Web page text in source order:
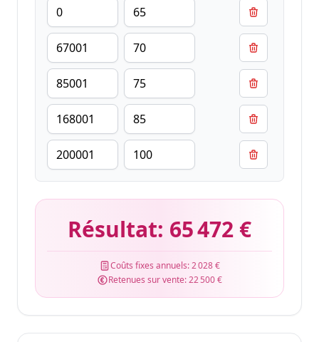
Résultat: 65 472 €
Coûts fixes annuels:2 028 €
Retenues sur vente:22 500 €